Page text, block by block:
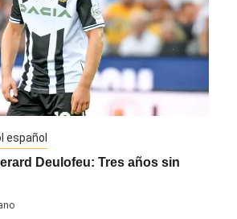
español
Deulofeu: Tres años sin